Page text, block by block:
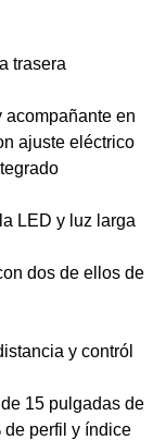
trasera
acompañante en
ajuste eléctrico
LED y luz larga
dos de ellos de
y contról
15 pulgadas de
de perfil y índice